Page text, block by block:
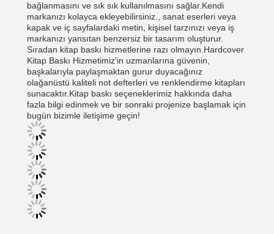
bağlanmasını ve sık sık kullanılmasını sağlar.Kendi
markanızı kolayca ekleyebilirsiniz., sanat eserleri veya
kapak ve iç sayfalardaki metin, kişisel tarzınızı veya iş
markanızı yansıtan benzersiz bir tasarım oluşturur.
Sıradan kitap baskı hizmetlerine razı olmayın.Hardcover
Kitap Baskı Hizmetimiz'in uzmanlarına güvenin,
başkalarıyla paylaşmaktan gurur duyacağınız
olağanüstü kaliteli not defterleri ve renklendirme kitapları
sunacaktır.Kitap baskı seçeneklerimiz hakkında daha
fazla bilgi edinmek ve bir sonraki projenize başlamak için
bugün bizimle iletişime geçin!